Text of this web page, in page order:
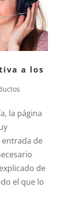
a los
la página
de
de
el que lo